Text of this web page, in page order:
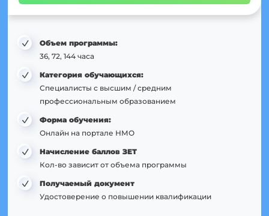
Объем программы:
36, 72, 144 часа
Категория обучающихся:
Специалисты с высшим / средним
профессиональным образованием
Форма обучения:
Онлайн на портале НМО
Начисление баллов ЗЕТ
Кол-во зависит от объема программы
Получаемый документ
Удостоверение о повышении квалификации